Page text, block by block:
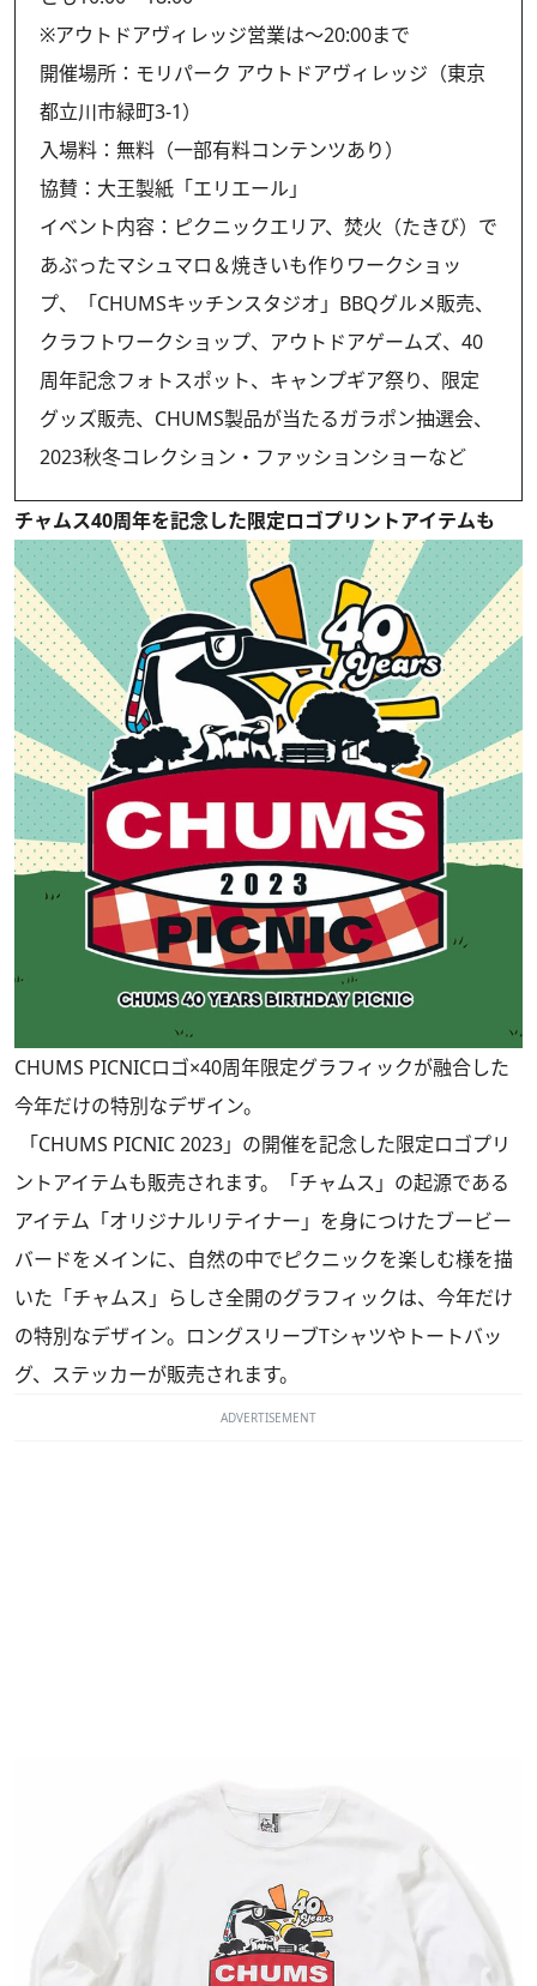
※アウトドアヴィレッジ営業は〜20:00まで
開催場所：モリパーク アウトドアヴィレッジ（東京
都立川市緑町3-1）
入場料：無料（一部有料コンテンツあり）
協賛：大王製紙「エリエール」
イベント内容：ピクニックエリア、焚火（たきび）で
あぶったマシュマロ＆焼きいも作りワークショッ
プ、「CHUMSキッチンスタジオ」BBQグルメ販売、
クラフトワークショップ、アウトドアゲームズ、40
周年記念フォトスポット、キャンプギア祭り、限定
グッズ販売、CHUMS製品が当たるガラポン抽選会、
2023秋冬コレクション・ファッションショーなど
チャムス40周年を記念した限定ロゴプリントアイテムも
CHUMS PICNICロゴ×40周年限定グラフィックが融合した
今年だけの特別なデザイン。
「CHUMS PICNIC 2023」の開催を記念した限定ロゴプリ
ントアイテムも販売されます。「チャムス」の起源である
アイテム「オリジナルリテイナー」を身につけたブービー
バードをメインに、自然の中でピクニックを楽しむ様を描
いた「チャムス」らしさ全開のグラフィックは、今年だけ
の特別なデザイン。ロングスリーブTシャツやトートバッ
グ、ステッカーが販売されます。
ADVERTISEMENT